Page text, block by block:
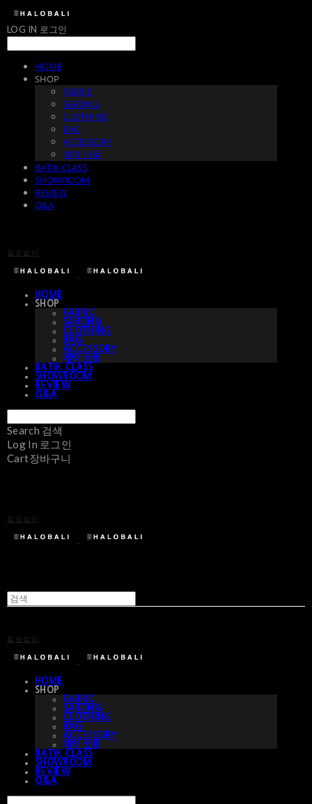
LOG IN 로그인
HOME
SHOP
FABRIC
SARONG
CLOTHING
BAG
ACCESSORY
예약 상품
BATIK CLASS
SHOWROOM
REVIEW
Q&A
할로발리
HOME
SHOP
FABRIC
SARONG
CLOTHING
BAG
ACCESSORY
예약 상품
BATIK CLASS
SHOWROOM
REVIEW
Q&A
Search 검색
Log In 로그인
Cart장바구니
할로발리
할로발리
HOME
SHOP
FABRIC
SARONG
CLOTHING
BAG
ACCESSORY
예약 상품
BATIK CLASS
SHOWROOM
REVIEW
Q&A